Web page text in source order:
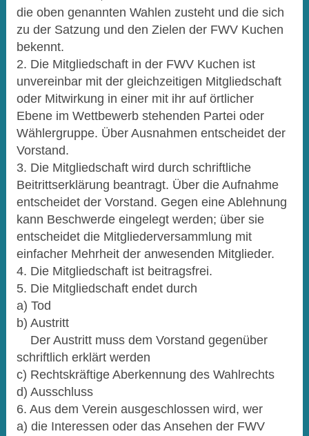
die oben genannten Wahlen zusteht und die sich
zu der Satzung und den Zielen der FWV Kuchen
bekennt.
2. Die Mitgliedschaft in der FWV Kuchen ist
unvereinbar mit der gleichzeitigen Mitgliedschaft
oder Mitwirkung in einer mit ihr auf örtlicher
Ebene im Wettbewerb stehenden Partei oder
Wählergruppe. Über Ausnahmen entscheidet der
Vorstand.
3. Die Mitgliedschaft wird durch schriftliche
Beitrittserklärung beantragt. Über die Aufnahme
entscheidet der Vorstand. Gegen eine Ablehnung
kann Beschwerde eingelegt werden; über sie
entscheidet die Mitgliederversammlung mit
einfacher Mehrheit der anwesenden Mitglieder.
4. Die Mitgliedschaft ist beitragsfrei.
5. Die Mitgliedschaft endet durch
a) Tod
b) Austritt
Der Austritt muss dem Vorstand gegenüber
schriftlich erklärt werden
c) Rechtskräftige Aberkennung des Wahlrechts
d) Ausschluss
6. Aus dem Verein ausgeschlossen wird, wer
a) die Interessen oder das Ansehen der FWV